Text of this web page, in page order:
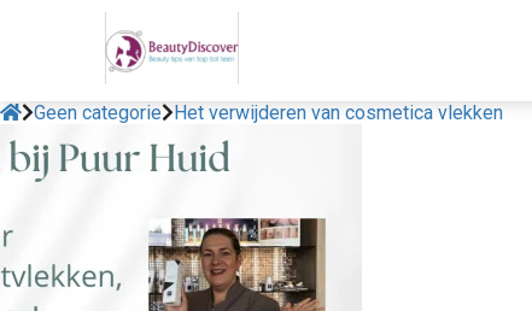
Geen categorie Het verwijderen van cosmetica vlekken